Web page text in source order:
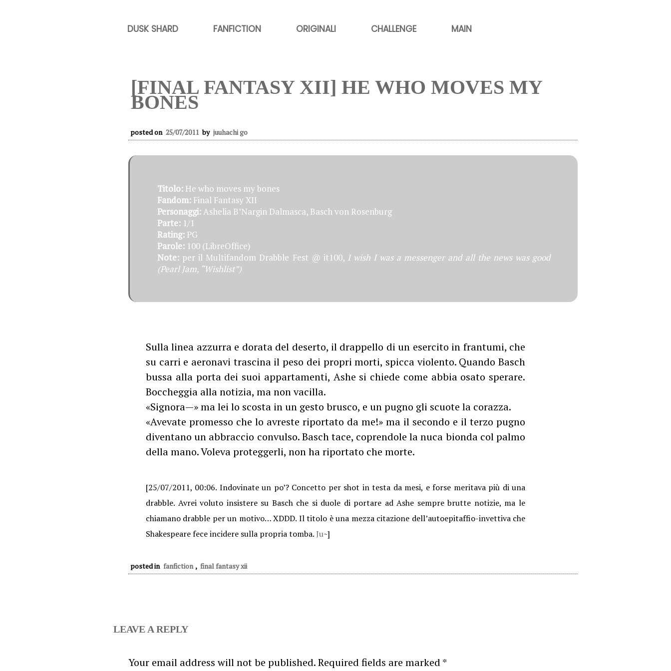
DUSK SHARD FANFICTION ORIGINALI CHALLENGE MAIN
[FINAL FANTASY XII] HE WHO MOVES MY
BONES
posted on 25/07/2011 by juuhachi go
Titolo: He who moves my bones
Fandom: Final Fantasy XII
Personaggi:Ashelia B’Nargin Dalmasca, Basch von Rosenburg
Parte: 1/1
Rating: PG
Parole: 100 (LibreOffice)
Note: per il Multifandom Drabble Fest @ it100, I wish I was a messenger and all the news was good
(Pearl Jam, “Wishlist”)
Sulla linea azzurra e dorata del deserto, il drappello di un esercito in frantumi, che
su carri e aeronavi trascina il peso dei propri morti, spicca violento. Quando Basch
bussa alla porta dei suoi appartamenti, Ashe si chiede come abbia osato sperare.
Boccheggia alla notizia, ma non vacilla.
«Signora—» ma lei lo scosta in un gesto brusco, e un pugno gli scuote la corazza.
«Avevate promesso che lo avreste riportato da me!» ma il secondo e il terzo pugno
diventano un abbraccio convulso. Basch tace, coprendole la nuca bionda col palmo
della mano. Voleva proteggerli, non ha riportato che morte.
[25/07/2011, 00:06. Indovinate un po’? Concetto per shot in testa da mesi, e forse meritava più di una
drabble. Avrei voluto insistere su Basch che si duole di portare ad Ashe sempre brutte notizie, ma le
chiamano drabble per un motivo… XDDD. Il titolo è una mezza citazione dell’autoepitaffio-invettiva che
Shakespeare fece incidere sulla propria tomba. Ju~]
posted in fanfiction , final fantasy xii
LEAVE A REPLY
Your email address will not be published.Required fields are marked *